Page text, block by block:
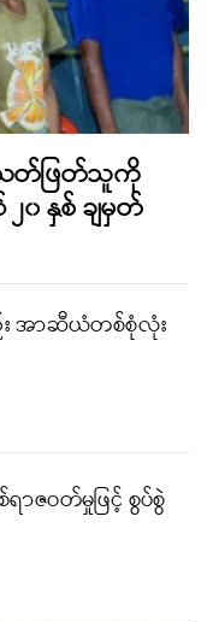
သတ်ဖြတ်သူကို
နှစ် ချမှတ်
အာဆီယံတစ်စုံလုံး
ဇဝတ်မှုဖြင့် စွပ်စွဲ